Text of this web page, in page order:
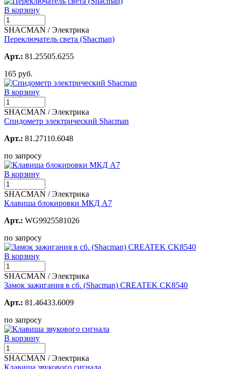
В корзину
SHACMAN / Электрика
Переключатель света (Shacman)
Арт.: 81.25505.6255
165 руб.
В корзину
SHACMAN / Электрика
Спидометр электрический Shacman
Арт.: 81.27110.6048
по запросу
В корзину
SHACMAN / Электрика
Клавиша блокировки МКД А7
Арт.: WG9925581026
по запросу
В корзину
SHACMAN / Электрика
Замок зажигания в сб. (Shacman) CREATEK CK8540
Арт.: 81.46433.6009
по запросу
В корзину
SHACMAN / Электрика
Клавиша звукового сигнала